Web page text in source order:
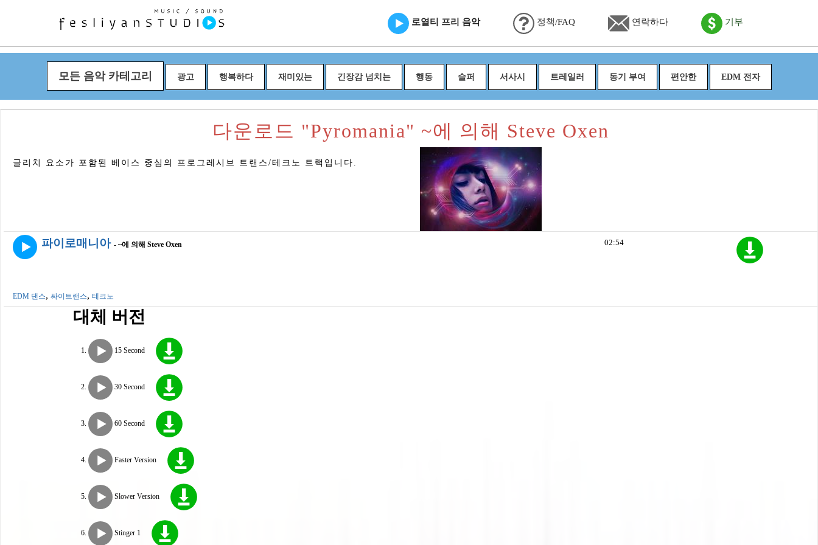
로열티 프리 음악 정책/FAQ 연락하다 기부
모든 음악 카테고리 광고 행복하다 재미있는 긴장감 넘치는 행동 슬퍼 서사시 트레일러 동기 부여 편안한 EDM 전자
다운로드 "Pyromania" ~에 의해 Steve Oxen
글리치 요소가 포함된 베이스 중심의 프로그레시브 트랜스/테크노 트랙입니다.
파이로매니아 - ~에 의해 Steve Oxen
EDM 댄스, 싸이트랜스, 테크노
02:54
대체 버전
15 Second
30 Second
60 Second
Faster Version
Slower Version
Stinger 1